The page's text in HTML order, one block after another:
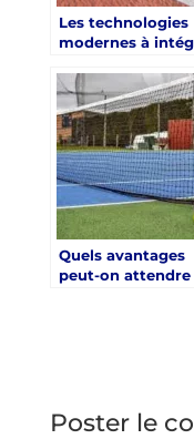
Les technologies
modernes à
de court à Saint-
Tropez
Quels avantages
peut-on attendre
Poster le